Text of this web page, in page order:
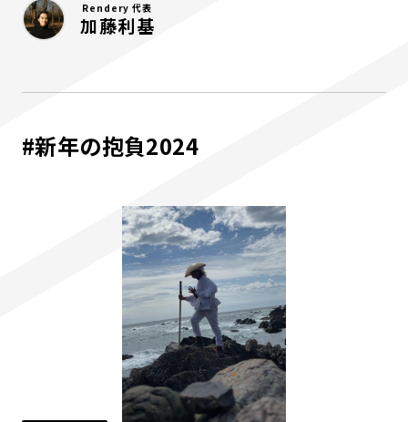
Rendery 代表
加藤利基
#新年の抱負2024